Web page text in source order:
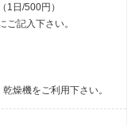
1日/500円）
記入下さい。
燥機をご利用下さい。